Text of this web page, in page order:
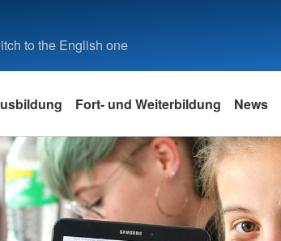
to the English one
Fort- und Weiterbildung News